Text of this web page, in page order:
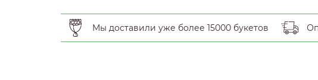
Мы доставили уже более 15000 букетов